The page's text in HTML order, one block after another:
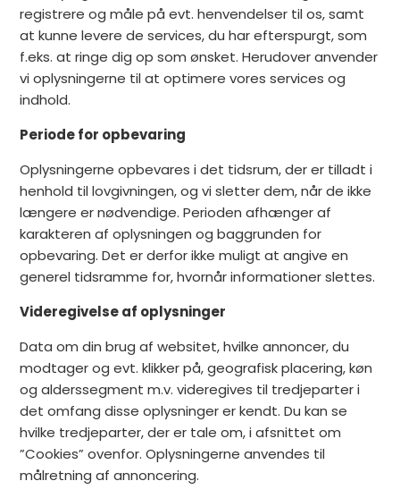
registrere og måle på evt. henvendelser til os, samt
at kunne levere de services, du har efterspurgt, som
f.eks. at ringe dig op som ønsket. Herudover anvender
vi oplysningerne til at optimere vores services og
indhold.
Periode for opbevaring
Oplysningerne opbevares i det tidsrum, der er tilladt i
henhold til lovgivningen, og vi sletter dem, når de ikke
længere er nødvendige. Perioden afhænger af
karakteren af oplysningen og baggrunden for
opbevaring. Det er derfor ikke muligt at angive en
generel tidsramme for, hvornår informationer slettes.
Videregivelse af oplysninger
Data om din brug af websitet, hvilke annoncer, du
modtager og evt. klikker på, geografisk placering, køn
og alderssegment m.v. videregives til tredjeparter i
det omfang disse oplysninger er kendt. Du kan se
hvilke tredjeparter, der er tale om, i afsnittet om
”Cookies” ovenfor. Oplysningerne anvendes til
målretning af annoncering.